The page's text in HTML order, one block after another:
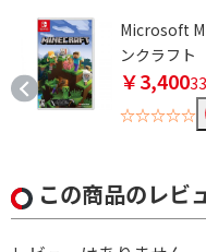
Microsoft
ンクラフト
￥3,400
☆☆☆☆☆
この商品のレビ